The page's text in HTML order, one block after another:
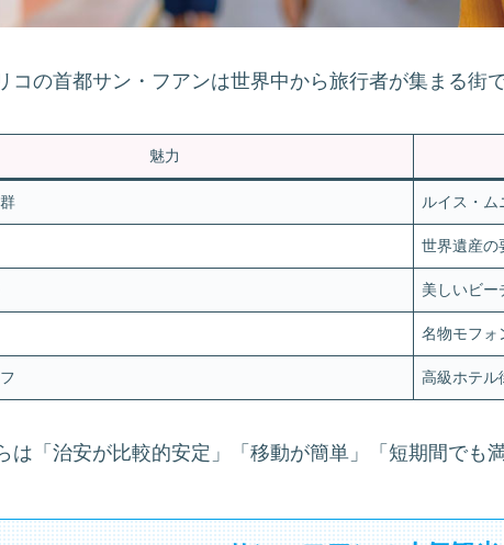
コの首都サン・フアンは世界中から旅行者が集まる街
魅力
ルイス・
世界遺産の
美しいビー
名物モフォ
高級ホテル
は「治安が比較的安定」「移動が簡単」「短期間でも